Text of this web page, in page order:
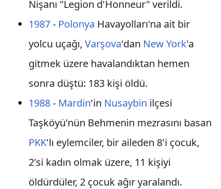
Nişanı "Legion d'Honneur" verildi.
1987- Polonya Havayolları'na ait bir
yolcu uçağı, Varşova'dan New York'a
gitmek üzere havalandıktan hemen
sonra düştü: 183 kişi öldü.
1988- Mardin'in Nusaybin ilçesi
Taşköyü'nün Behmenin mezrasını basan
PKK'lı eylemciler, bir aileden 8'i çocuk,
2'si kadın olmak üzere, 11 kişiyi
öldürdüler, 2 çocuk ağır yaralandı.